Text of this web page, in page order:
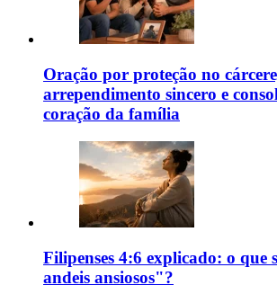
Oração por proteção no
arrependimento sincero e
coração da família
Filipenses 4:6 explicado: o que
andeis ansiosos"?